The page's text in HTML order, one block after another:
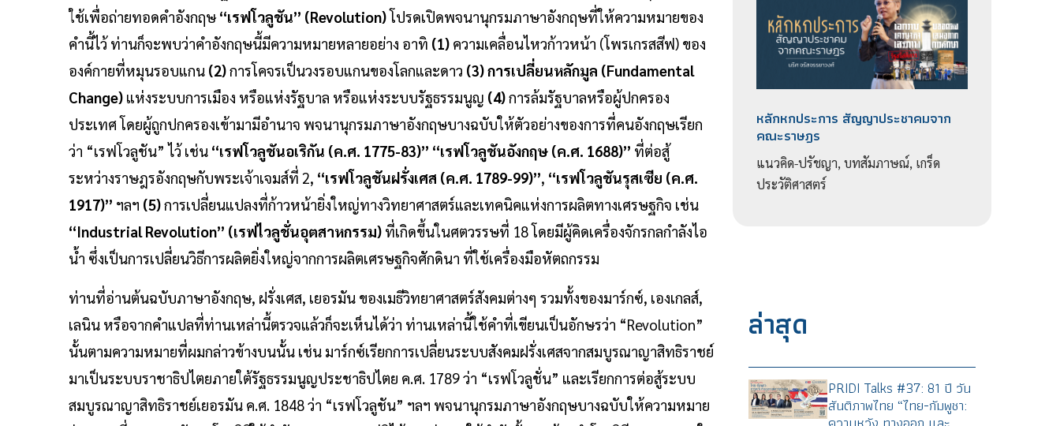
ใช้เพื่อถ่ายทอดคำอังกฤษ“เรฟโวลูชัน” (Revolution)โปรดเปิดพจนานุกรมภาษาอังกฤษที่ให้ความหมายของ
คำนี้ไว้ ท่านก็จะพบว่าคำอังกฤษนี้มีความหมายหลายอย่าง อาทิ (1) ความเคลื่อนไหวก้าวหน้า (โพรเกรสสีฟ) ของ
องค์กายที่หมุนรอบแกน (2)การโคจรเป็นวงรอบแกนของโลกและดาว (3)การเปลี่ยนหลักมูล (Fundamental
Change) แห่งระบบการเมือง หรือแห่งรัฐบาล หรือแห่งระบบรัฐธรรมนูญ (4)การล้มรัฐบาลหรือผู้ปกครอง
ประเทศ โดยผู้ถูกปกครองเข้ามามีอำนาจ พจนานุกรมภาษาอังกฤษบางฉบับให้ตัวอย่างของการที่คนอังกฤษเรียก
ว่า “เรฟโวลูชัน” ไว้ เช่น “เรฟโวลูชันอเริกัน (ค.ศ. 1775-83)” “เรฟโวลูชันอังกฤษ (ค.ศ. 1688)” ที่ต่อสู้
ระหว่างราษฎรอังกฤษกับพระเจ้าเจมส์ที่ 2, “เรฟโวลูชันฝรั่งเศส (ค.ศ. 1789-99)”, “เรฟโวลูชันรุสเซีย (ค.ศ.
1917)” ฯลฯ (5)การเปลี่ยนแปลงที่ก้าวหน้ายิ่งใหญ่ทางวิทยาศาสตร์และเทคนิคแห่งการผลิตทางเศรษฐกิจ เช่น
“Industrial Revolution” (เรฟไวลูชั่นอุตสาหกรรม) ที่เกิดขึ้นในศตวรรษที่ 18 โดยมีผู้คิดเครื่องจักรกลกำลังไอ
น้ำ ซึ่งเป็นการเปลี่ยนวิธีการผลิตยิ่งใหญ่จากการผลิตเศรษฐกิจศักดินา ที่ใช้เครื่องมือหัตถกรรม
ท่านที่อ่านต้นฉบับภาษาอังกฤษ, ฝรั่งเศส, เยอรมัน ของเมธีวิทยาศาสตร์สังคมต่างๆ รวมทั้งของมาร์กซ์, เองเกลส์,
เลนิน หรือจากคำแปลที่ท่านเหล่านี้ตรวจแล้วก็จะเห็นได้ว่า ท่านเหล่านี้ใช้คำที่เขียนเป็นอักษรว่า “Revolution”
นั้นตามความหมายที่ผมกล่าวข้างบนนั้น เช่น มาร์กซ์เรียกการเปลี่ยนระบบสังคมฝรั่งเศสจากสมบูรณาญาสิทธิราชย์
มาเป็นระบบราชาธิปไตยภายใต้รัฐธรรมนูญประชาธิปไตย ค.ศ. 1789 ว่า “เรฟโวลูชั่น” และเรียกการต่อสู้ระบบ
สมบูรณาญาสิทธิราชย์เยอรมัน ค.ศ. 1848 ว่า “เรฟโวลูชัน” ฯลฯ พจนานุกรมภาษาอังกฤษบางฉบับให้ความหมาย
หลักหกประการ สัญญาประชาคมจาก
คณะราษฎร
แนวคิด-ปรัชญา, บทสัมภาษณ์, เกร็ด
ประวัติศาสตร์
ล่าสุด
PRIDI Talks #37: 81 ปี วัน
สันติภาพไทย “ไทย-กัมพูชา: